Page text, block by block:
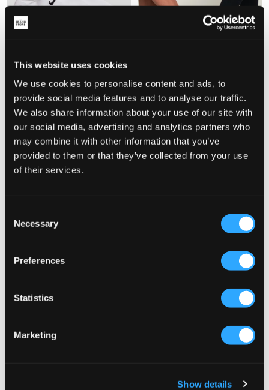
This website uses cookies
We use cookies to personalise content and ads, to
provide social media features and to analyse our traffic.
We also share information about your use of our site with
our social media, advertising and analytics partners who
may combine it with other information that you’ve
provided to them or that they’ve collected from your use
of their services.
Selection
Necessary
Preferences
Statistics
Marketing
Show details
3-PACK
Nike
U NK LTWT NS 3PR-VALUE 108
15 €
Nike
U NK V CUSH CREW 3P VALUE
15 €